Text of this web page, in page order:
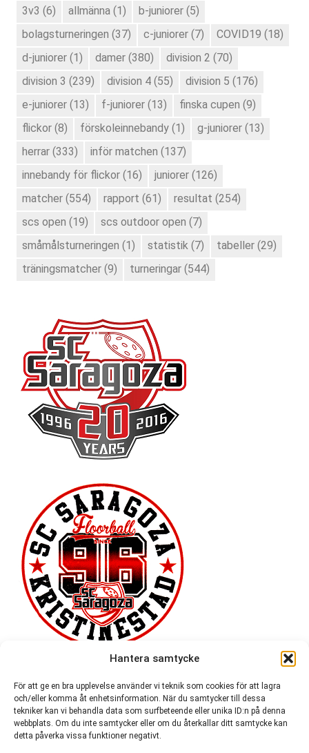
Hantera samtycke
För att ge en bra upplevelse använder vi teknik som cookies för att lagra
och/eller komma åt enhetsinformation. När du samtycker till dessa
tekniker kan vi behandla data som surfbeteende eller unika ID:n på denna
webbplats. Om du inte samtycker eller om du återkallar ditt samtycke kan
detta påverka vissa funktioner negativt.
3v3 (6) allmänna (1) b-juniorer (5)
bolagsturneringen (37) c-juniorer (7) COVID19 (18)
d-juniorer (1) damer (380) division 2 (70)
division 3 (239) division 4 (55) division 5 (176)
e-juniorer (13) f-juniorer (13) finska cupen (9)
flickor (8) förskoleinnebandy (1) g-juniorer (13)
herrar (333) inför matchen (137)
innebandy för flickor (16) juniorer (126)
matcher (554) rapport (61) resultat (254)
scs open (19) scs outdoor open (7)
småmålsturneringen (1) statistik (7) tabeller (29)
träningsmatcher (9) turneringar (544)